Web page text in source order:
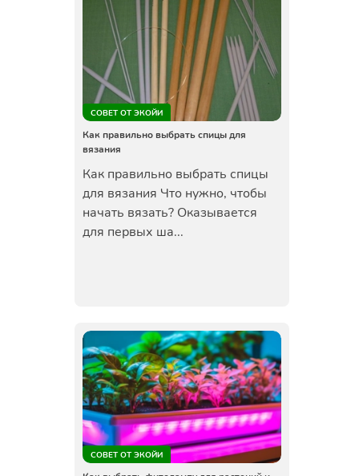
СОВЕТ ОТ ЭКОЙИ
Как правильно выбрать спицы для
вязания
Как правильно выбрать спицы
для вязания Что нужно, чтобы
начать вязать? Оказывается
для первых ша...
СОВЕТ ОТ ЭКОЙИ